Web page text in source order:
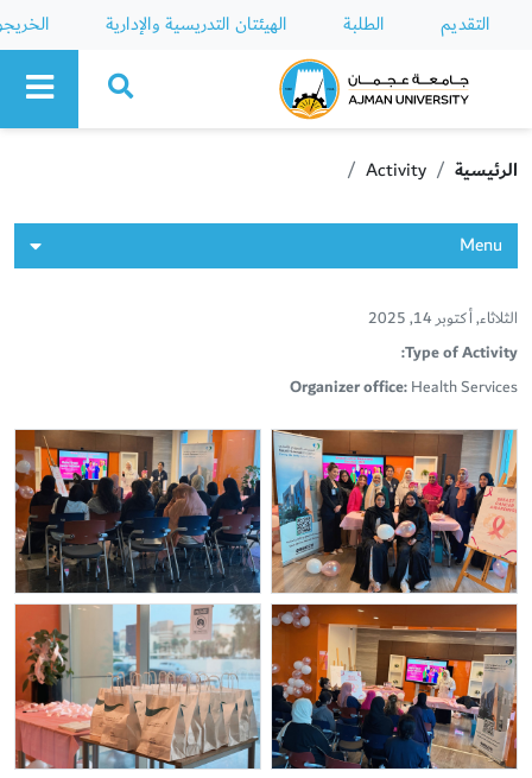
التقديم الطلبة الهيئتان التدريسية والإدارية
Ajman University
الرئيسية Activity
Menu
الثلاثاء, أكتوبر 14, 2025
Type of Activity:
Organizer office:Health Services